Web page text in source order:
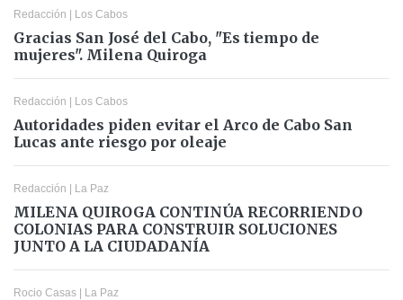
Redacción | Los Cabos
Gracias San José del Cabo, "Es tiempo de
mujeres". Milena Quiroga
Redacción | Los Cabos
Autoridades piden evitar el Arco de Cabo San
Lucas ante riesgo por oleaje
Redacción | La Paz
MILENA QUIROGA CONTINÚA RECORRIENDO
COLONIAS PARA CONSTRUIR SOLUCIONES
JUNTO A LA CIUDADANÍA
Rocio Casas | La Paz